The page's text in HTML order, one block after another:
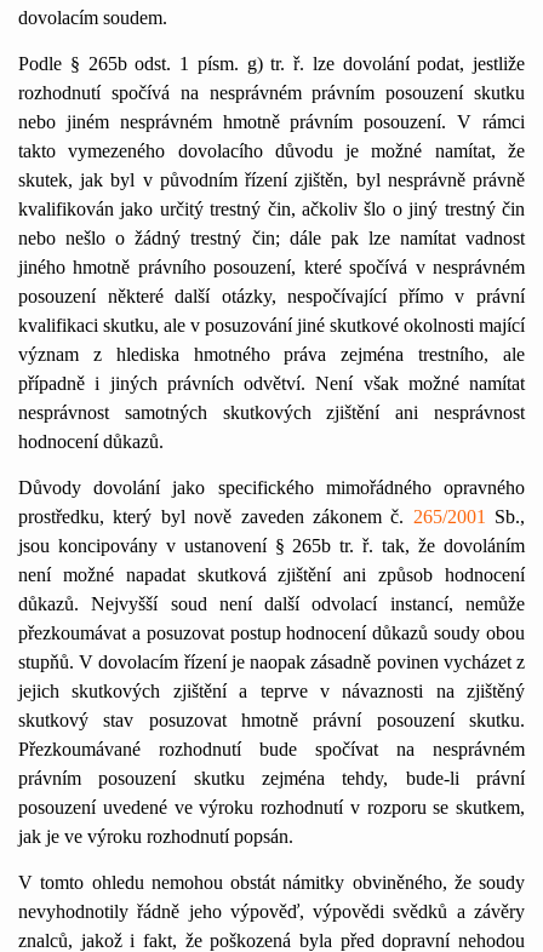
dovolacím soudem.
Podle § 265b odst. 1 písm. g) tr. ř. lze dovolání podat, jestliže
rozhodnutí spočívá na nesprávném právním posouzení skutku
nebo jiném nesprávném hmotně právním posouzení. V rámci
takto vymezeného dovolacího důvodu je možné namítat, že
skutek, jak byl v původním řízení zjištěn, byl nesprávně právně
kvalifikován jako určitý trestný čin, ačkoliv šlo o jiný trestný čin
nebo nešlo o žádný trestný čin; dále pak lze namítat vadnost
jiného hmotně právního posouzení, které spočívá v nesprávném
posouzení některé další otázky, nespočívající přímo v právní
kvalifikaci skutku, ale v posuzování jiné skutkové okolnosti mající
význam z hlediska hmotného práva zejména trestního, ale
případně i jiných právních odvětví. Není však možné namítat
nesprávnost samotných skutkových zjištění ani nesprávnost
hodnocení důkazů.
Důvody dovolání jako specifického mimořádného opravného
prostředku, který byl nově zaveden zákonem č. 265/2001
Sb.,
jsou koncipovány v ustanovení § 265b tr. ř. tak, že dovoláním
není možné napadat skutková zjištění ani způsob hodnocení
důkazů. Nejvyšší soud není další odvolací instancí, nemůže
přezkoumávat a posuzovat postup hodnocení důkazů soudy obou
stupňů. V dovolacím řízení je naopak zásadně povinen vycházet z
jejich skutkových zjištění a teprve v návaznosti na zjištěný
skutkový stav posuzovat hmotně právní posouzení skutku.
Přezkoumávané rozhodnutí bude spočívat na nesprávném
právním posouzení skutku zejména tehdy, bude-li právní
posouzení uvedené ve výroku rozhodnutí v rozporu se skutkem,
jak je ve výroku rozhodnutí popsán.
V tomto ohledu nemohou obstát námitky obviněného, že soudy
nevyhodnotily řádně jeho výpověď, výpovědi svědků a závěry
znalců, jakož i fakt, že poškozená byla před dopravní nehodou